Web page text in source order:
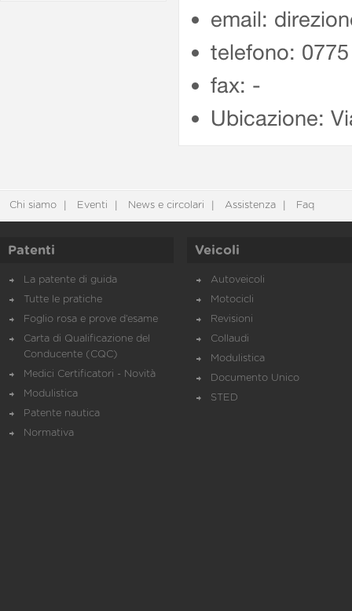
email:
telefono:
fax: -
Ubicazione:
Chi siamo Eventi News e circolari Assistenza Faq
Patenti
La patente di guida
Tutte le pratiche
Foglio rosa e prove d’esame
Carta di Qualificazione del
Conducente (CQC)
Medici Certificatori - Novità
Modulistica
Patente nautica
Normativa
Veicoli
Autoveicoli
Motocicli
Revisioni
Collaudi
Modulistica
Documento Unico
STED